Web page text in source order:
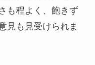
も程よく、飽きず
見も見受けられま